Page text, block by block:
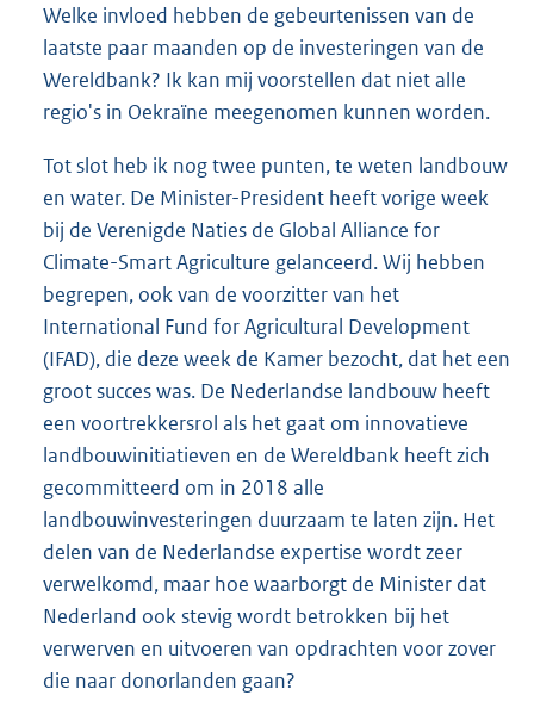
Welke invloed hebben de gebeurtenissen van de
laatste paar maanden op de investeringen van de
Wereldbank? Ik kan mij voorstellen dat niet alle
regio's in Oekraïne meegenomen kunnen worden.
Tot slot heb ik nog twee punten, te weten landbouw
en water. De Minister-President heeft vorige week
bij de Verenigde Naties de Global Alliance for
Climate-Smart Agriculture gelanceerd. Wij hebben
begrepen, ook van de voorzitter van het
International Fund for Agricultural Development
(IFAD), die deze week de Kamer bezocht, dat het een
groot succes was. De Nederlandse landbouw heeft
een voortrekkersrol als het gaat om innovatieve
landbouwinitiatieven en de Wereldbank heeft zich
gecommitteerd om in 2018 alle
landbouwinvesteringen duurzaam te laten zijn. Het
delen van de Nederlandse expertise wordt zeer
verwelkomd, maar hoe waarborgt de Minister dat
Nederland ook stevig wordt betrokken bij het
verwerven en uitvoeren van opdrachten voor zover
die naar donorlanden gaan?